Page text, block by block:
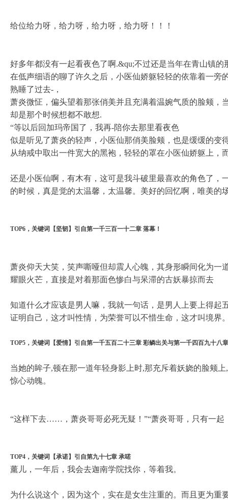
给位给力呀，给力呀，给力呀，给力呀！！！
好多年都没有一起看夜色了啊.&qu;不过还是当年在青山镇的
在低声细语的聊了许久之后，小医仙娇躯轻轻的依靠着一
熟睡了过去-，
萧炎微怔，偏头望着那张俏美并且充满着温婉气质的脸颊
却是那个时候想都不敢想.
“等以后回加玛帝国了，我再-陪你去那里看夜色
似是听见了萧炎的轻声，小医仙那俏美脸颊，也是缓缓的变
从纳戒中取出一件宽大的黑袍，轻轻的罩在小医仙娇躯上
还是小医仙啊，有木有，这可是我斗破里最喜欢的角色了
的时候，真是觉的太温馨，太温馨。美好的回忆啊，唯美
TOP6，关键词【坚韧】引自第一千三百一十二章 落幕！
萧炎仰天大笑，笑声嘶哑但却震人心魄，其身形瞬间化为
耀眼火芒，直接是对着那面色惨白与呆滞的古妖暴掠而去
知道什么才应该是男人嘛，我就一句话，是男人上要上得
证明自己，这才叫性情，为荣誉可以不惜生命，这才叫境界
TOP5，关键词【爱情】引自第一千五百二十三章 彩鳞出关与第一千四百九十八
当她的眸子,顿在那一道年轻身影上时,那充斥着妖娆的脸颊
惊心动魄。
“这样下去……，萧炎哥哥必死无疑！”“萧炎哥哥，只有一
TOP4，关键词【承诺】引自第九十七章 承喏
薰儿，一年后，我会去迦南学院找你，等着我。
为什么说这个，因为这个，实在是女生注重的。而且更为